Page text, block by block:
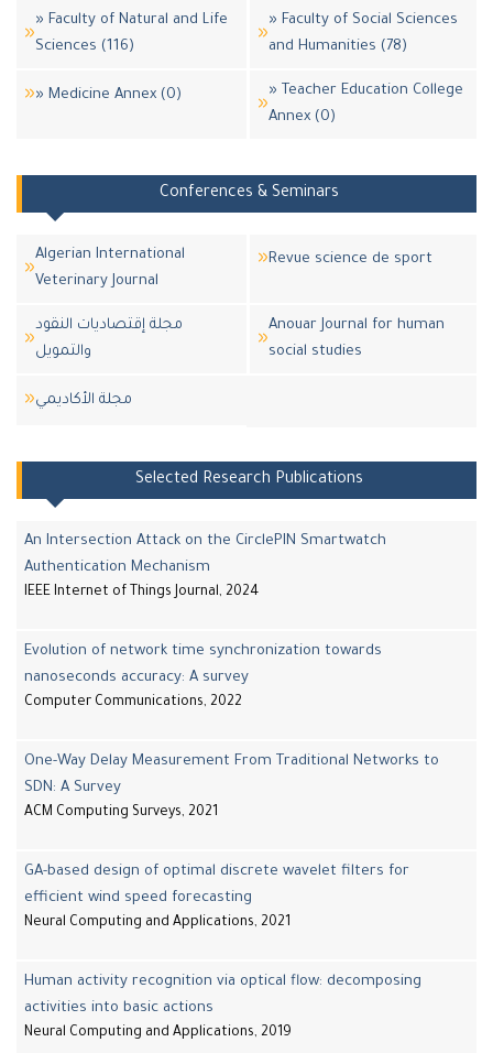
» Faculty of Natural and Life
Sciences (116)
» Faculty of Social Sciences
and Humanities (78)
» Medicine Annex (0)
» Teacher Education College
Annex (0)
Conferences & Seminars
Algerian International
Veterinary Journal
Revue science de sport
مجلة إقتصاديات النقود
والتمويل
Anouar Journal for human
social studies
مجلة اﻷكاديمي
Selected Research Publications
An Intersection Attack on the CirclePIN Smartwatch
Authentication Mechanism
IEEE Internet of Things Journal, 2024
Evolution of network time synchronization towards
nanoseconds accuracy: A survey
Computer Communications, 2022
One-Way Delay Measurement From Traditional Networks to
SDN: A Survey
ACM Computing Surveys, 2021
GA-based design of optimal discrete wavelet filters for
efficient wind speed forecasting
Neural Computing and Applications, 2021
Human activity recognition via optical flow: decomposing
activities into basic actions
Neural Computing and Applications, 2019